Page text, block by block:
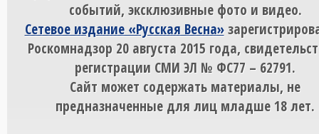
событий, эксклюзивные фото и видео.
Сетевое издание «Русская Весна»
Роскомнадзор 20 августа 2015 года,
регистрации СМИ ЭЛ № ФС77 – 62791.
Сайт может содержать материалы, не
предназначенные для лиц младше 18 лет.